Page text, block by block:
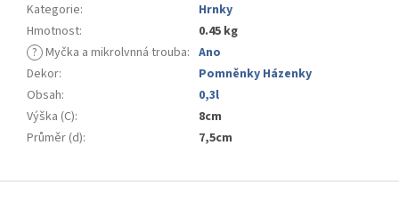
Kategorie:
Hrnky
Hmotnost:
0.45 kg
? Myčka a mikrolvnná trouba: Ano
Dekor:
Pomněnky Házenky
Obsah:
0,3l
Výška (C):
8cm
Průměr (d): 7,5cm